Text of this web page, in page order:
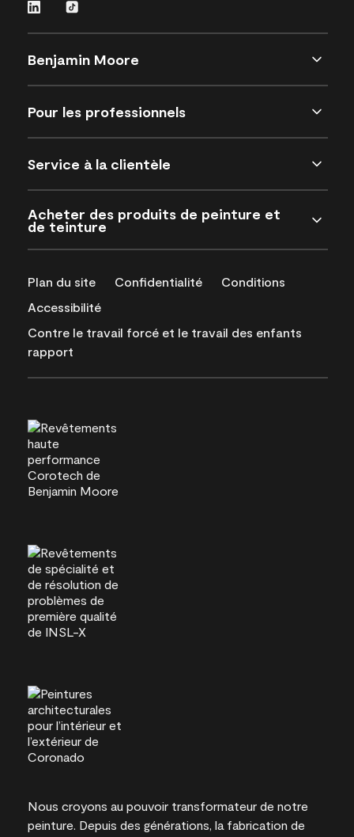
Benjamin Moore
Pour les professionnels
Service à la clientèle
Acheter des produits de peinture et
de teinture
Plan du site Confidentialité
Conditions
Accessibilité
Contre le travail forcé et le travail des enfants
rapport
Nous croyons au pouvoir transformateur de notre
peinture. Depuis des générations, la fabrication de